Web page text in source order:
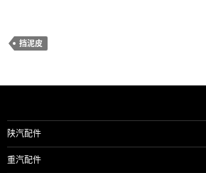
挡泥皮
陕汽配件
重汽配件